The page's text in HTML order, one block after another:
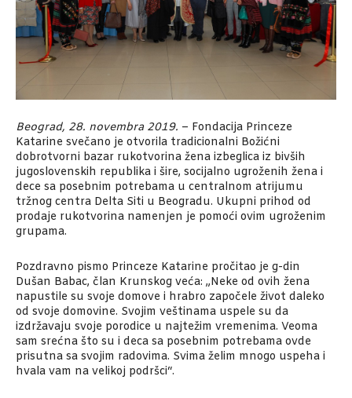
Beograd, 28. novembra 2019. – Fondacija Princeze
Katarine svečano je otvorila tradicionalni Božićni
dobrotvorni bazar rukotvorina žena izbeglica iz bivših
jugoslovenskih republika i šire, socijalno ugroženih žena i
dece sa posebnim potrebama u centralnom atrijumu
tržnog centra Delta Siti u Beogradu. Ukupni prihod od
prodaje rukotvorina namenjen je pomoći ovim ugroženim
grupama.
Pozdravno pismo Princeze Katarine pročitao je g-din
Dušan Babac, član Krunskog veća: „Neke od ovih žena
napustile su svoje domove i hrabro započele život daleko
od svoje domovine. Svojim veštinama uspele su da
izdržavaju svoje porodice u najtežim vremenima. Veoma
sam srećna što su i deca sa posebnim potrebama ovde
prisutna sa svojim radovima. Svima želim mnogo uspeha i
hvala vam na velikoj podršci“.